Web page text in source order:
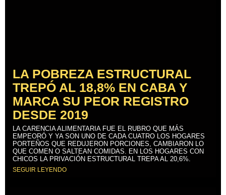
LA POBREZA ESTRUCTURAL
TREPÓ AL 18,8% EN CABA Y
MARCA SU PEOR REGISTRO
DESDE 2019
LA CARENCIA ALIMENTARIA FUE EL RUBRO QUE MÁS
EMPEORÓ Y YA SON UNO DE CADA CUATRO LOS HOGARES
PORTEÑOS QUE REDUJERON PORCIONES, CAMBIARON LO
QUE COMEN O SALTEAN COMIDAS. EN LOS HOGARES CON
CHICOS LA PRIVACIÓN ESTRUCTURAL TREPA AL 20,6%.
SEGUIR LEYENDO